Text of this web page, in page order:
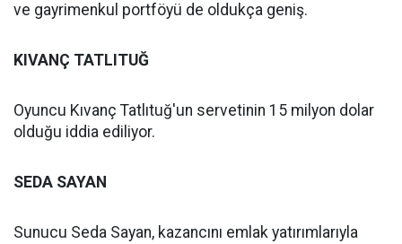
ve gayrimenkul portföyü de oldukça geniş.
KIVANÇ TATLITUĞ
Oyuncu Kıvanç Tatlıtuğ'un servetinin 15 milyon dolar
olduğu iddia ediliyor.
SEDA SAYAN
Sunucu Seda Sayan, kazancını emlak yatırımlarıyla